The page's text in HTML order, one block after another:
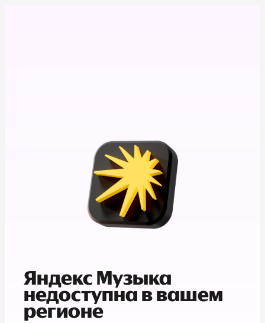
Яндекс Музыка
недоступна в вашем
регионе